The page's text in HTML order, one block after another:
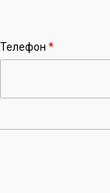
Телефон *